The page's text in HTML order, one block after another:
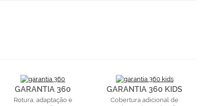
GARANTIA 360
Rotura, adaptação e
GARANTIA 360 KIDS
Cobertura adicional de